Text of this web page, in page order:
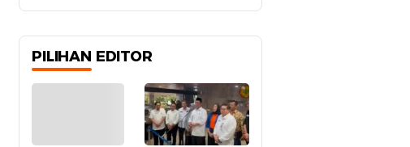
PILIHAN EDITOR